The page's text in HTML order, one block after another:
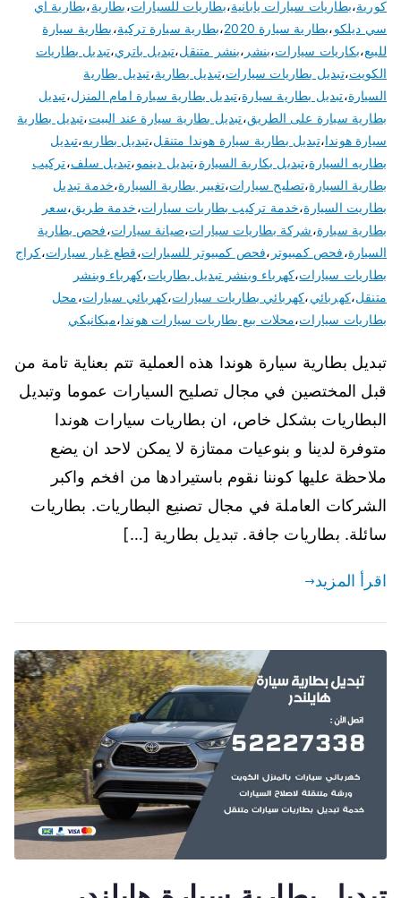
كورية،بطاريات سيارات يابانية،بطاريات للسيارات،بطارية،بطارية اي
سي ديلكو،بطارية سيارة 2020 ،بطارية سيارة تركية،بطارية سيارة
للبيع،بكاريات سيارات،بنشر ،بنشر متنقل،تبديل باتري،تبديل بطاريات
الكويت،تبديل بطاريات سيارات،تبديل بطارية،تبديل بطارية
السيارة،تبديل بطارية سيارة،تبديل بطارية سيارة امام المنزل،تبديل
بطارية سيارة على الطريق،تبديل بطارية سيارة عند البيت،تبديل بطارية
سيارة هوندا،تبديل بطارية سيارة هوندا متنقل،تبديل بطاريه،تبديل
بطاريه السيارة،تبديل بكارية السيارة،تبديل دينمو،تبديل سلف،تركيب
بطارية السيارة،تصليح سيارات،تغيير بطارية السيارة،خدمة تبديل
بطاريت السيارة،خدمة تركيب بطاريات سيارات،خدمة طريق،سعر
بطارية سيارة،شركة بطاريات سيارات،صيانة سيارات،فحص بطارية
السيارة،فحص كمبيوتر ،فحص كمبيوتر للسيارات،قطع غيار سيارات،كراج
بطاريات سيارات،كهرباء وبنشر تبديل بطاريات،كهرباء وبنشر
متنقل،كهربائي،كهربائي بطاريات سيارات،كهربائي سيارات،محل
بطاريات سيارات،محلات بيع بطاريات سيارات هوندا،ميكانيكي
تبديل بطارية سيارة هوندا هذه العملية تتم بعناية تامة من
قبل المختصين في مجال تصليح السيارات عموما وتبديل
البطاريات بشكل خاص، ان بطاريات سيارات هوندا
متوفرة لدينا و بنوعيات ممتازة لا يمكن لاحد ان يضع
ملاحظة عليها كوننا نقوم باستيرادها من افخم واكبر
الشركات العاملة في مجال تصنيع البطاريات. بطاريات
سائلة. بطاريات جافة. تبديل بطارية […]
اقرأ المزيد